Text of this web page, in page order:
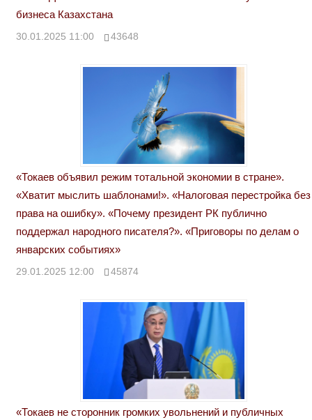
бизнеса Казахстана
30.01.2025 11:00 43648
«Токаев объявил режим тотальной экономии в стране».
«Хватит мыслить шаблонами!». «Налоговая перестройка без
права на ошибку». «Почему президент РК публично
поддержал народного писателя?». «Приговоры по делам о
январских событиях»
29.01.2025 12:00 45874
«Токаев не сторонник громких увольнений и публичных